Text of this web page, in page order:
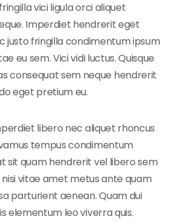
vici ligula orci aliquet
Imperdiet hendrerit eget
justo fringilla condimentum ipsum
eu sem. Vici vidi luctus. Quisque
consequat sem neque hendrerit
eget pretium eu.
libero nec aliquet rhoncus
tempus condimentum
sit quam hendrerit vel libero sem
vitae amet metus ante quam
parturient aenean. Quam dui
elementum leo viverra quis.